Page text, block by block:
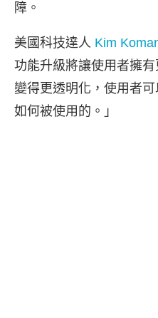
障。
美國科技達人 Kim
功能升級將讓使用者擁
變得更透明化，使用者
如何被使用的。」